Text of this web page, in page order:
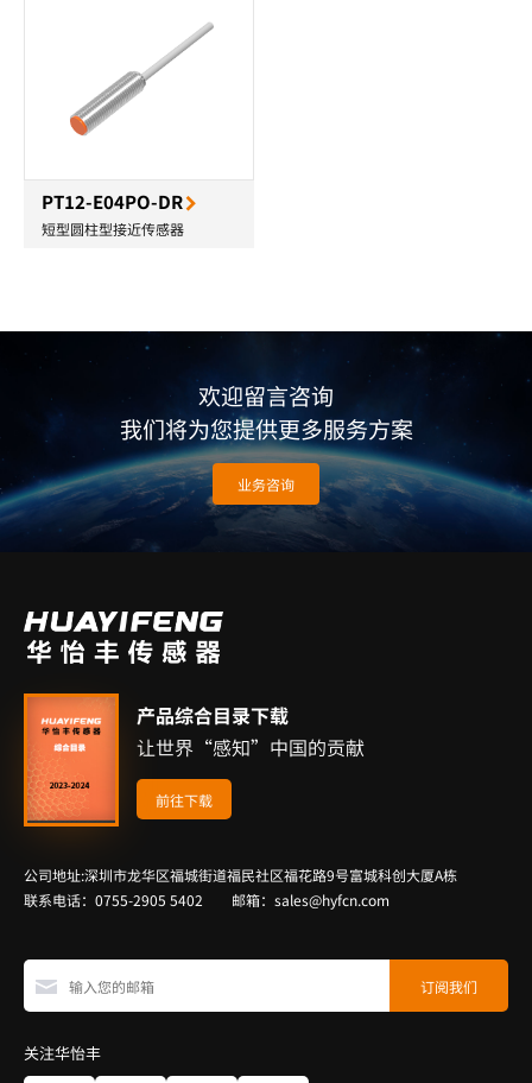
PT12-E04PO-DR
短型圆柱型接近传感器
欢迎留言咨询
我们将为您提供更多服务方案
业务咨询
产品综合目录下载
让世界“感知”中国的贡献
前往下载
公司地址:深圳市龙华区福城街道福民社区福花路9号富城科创大厦A栋
联系电话：0755-2905 5402 邮箱：sales@hyfcn.com
关注华怡丰